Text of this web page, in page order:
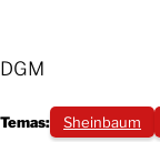
DGM
Temas: Sheinbaum